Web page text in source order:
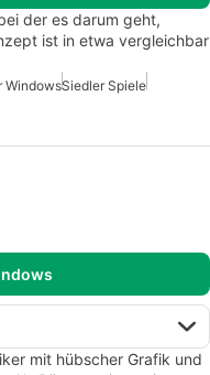
der es darum geht,
ist in etwa vergleichbar
WindowsSiedler Spiele
mit hübscher Grafik und